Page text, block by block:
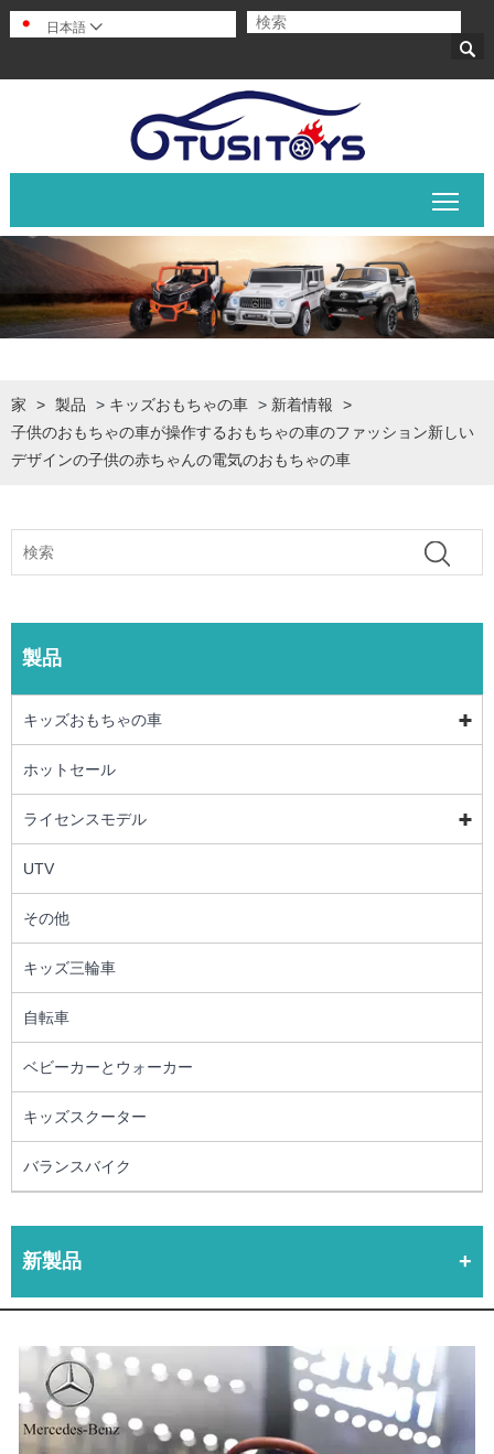

日本語 
家 > 製品 > キッズおもちゃの車 > 新着情報
>
子供のおもちゃの車が操作するおもちゃの車のファッション新しい
デザインの子供の赤ちゃんの電気のおもちゃの車
製品
キッズおもちゃの車
ホットセール
ライセンスモデル
UTV
その他
キッズ三輪車
自転車
ベビーカーとウォーカー
キッズスクーター
バランスバイク
新製品